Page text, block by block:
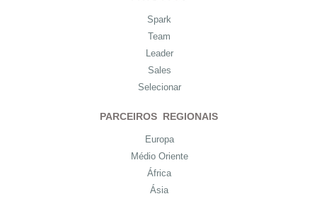
Spark
Team
Leader
Sales
Selecionar
PARCEIROS REGIONAIS
Europa
Médio Oriente
África
Ásia